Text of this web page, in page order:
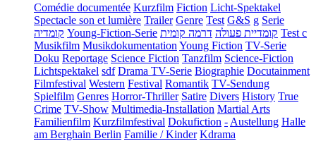
Comédie documentée Kurzfilm Fiction Licht-Spektakel
Spectacle son et lumière Trailer Genre Test G&S g Serie
קומדיה Young-Fiction-Serie קומדיית פעולה דרמה קומית
Test c
Musikfilm Musikdokumentation Young Fiction TV-Serie
Doku Reportage Science Fiction Tanzfilm Science-Fiction
Lichtspektakel sdf Drama TV-Serie Biographie Docutainment
Filmfestival Western Festival Romantik TV-Sendung
Spielfilm Genres Horror-Thriller Satire Divers History True
Crime TV-Show Multimedia-Installation Martial Arts
Familienfilm Kurzfilmfestival Dokufiction - Austellung Halle
am Berghain Berlin Familie / Kinder Kdrama